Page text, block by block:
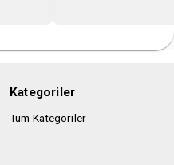
Kategoriler
Tüm Kategoriler